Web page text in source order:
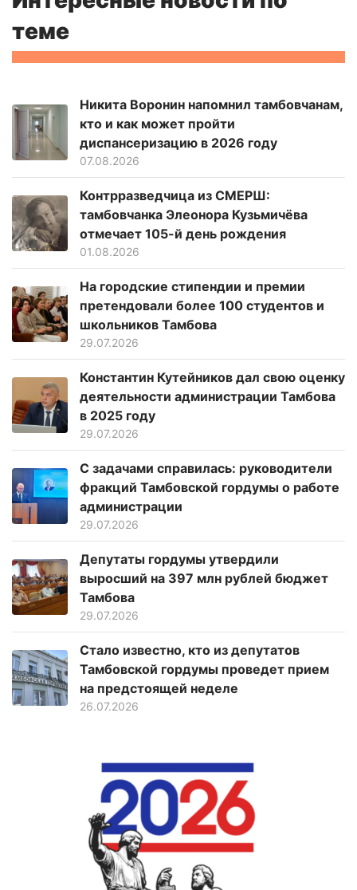
теме
Никита Воронин напомнил тамбовчанам,
кто и как может пройти
диспансеризацию в 2026 году
07.08.2026
Контрразведчица из СМЕРШ:
тамбовчанка Элеонора Кузьмичёва
отмечает 105-й день рождения
01.08.2026
На городские стипендии и премии
претендовали более 100 студентов и
школьников Тамбова
29.07.2026
Константин Кутейников дал свою оценку
деятельности администрации Тамбова
в 2025 году
29.07.2026
С задачами справилась: руководители
фракций Тамбовской гордумы о работе
администрации
29.07.2026
Депутаты гордумы утвердили
выросший на 397 млн рублей бюджет
Тамбова
29.07.2026
Стало известно, кто из депутатов
Тамбовской гордумы проведет прием
на предстоящей неделе
26.07.2026